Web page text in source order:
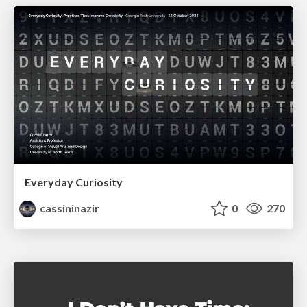
Everyday Curiosity
cassininazir
0 270